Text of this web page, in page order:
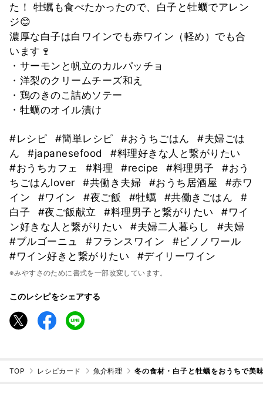
た！ 牡蠣も食べたかったので、白子と牡蠣でアレン
ジ😊
濃厚な白子は白ワインでも赤ワイン（軽め）でも合
います🍷
・サーモンと帆立のカルパッチョ
・洋梨のクリームチーズ和え
・鶏のきのこ詰めソテー
・牡蠣のオイル漬け
#レシピ #簡単レシピ #おうちごはん
#夫婦ごは
ん
#japanesefood
#料理好きな人と繋がりたい
#おうちカフェ
#料理 #recipe #料理男子
#おう
ちごはんlover
#共働き夫婦 #おうち居酒屋
#赤ワ
イン
#ワイン #夜ご飯 #牡蠣 #共働きごはん
#
白子
#夜ご飯献立 #料理男子と繋がりたい
#ワイ
ン好きな人と繋がりたい
#夫婦二人暮らし
#夫婦
#ブルゴーニュ
#フランスワイン
#ピノノワール
#ワイン好きと繋がりたい
#デイリーワイン
※みやすさのために書式を一部改変しています。
このレシピをシェアする
TOP レシピカード 魚介料理 冬の食材・白子と牡蠣をおうちで美